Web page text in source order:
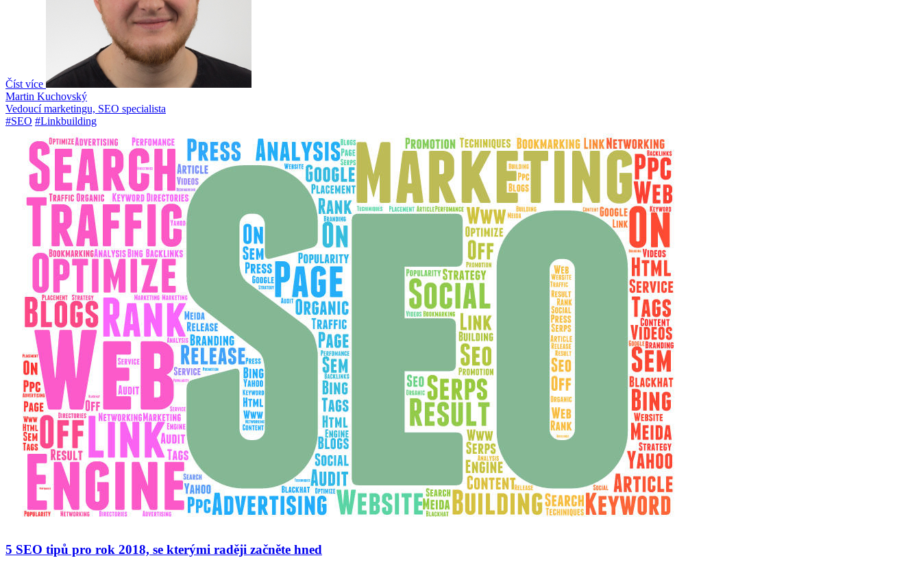
Číst více
Martin Kuchovský
Vedoucí marketingu, SEO specialista
#SEO #Linkbuilding
5 SEO tipů pro rok 2018, se kterými raději začněte hned